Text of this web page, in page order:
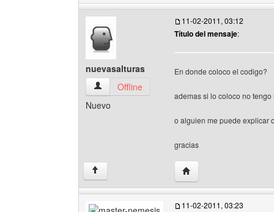
nuevasalturas
nuevasalturas Ver perfil del usuario
Offline
Nuevo
11-02-2011, 03:12
Título del mensaje:
En donde coloco el codigo?
ademas si lo coloco no
o alguien me puede explicar
gracias
↑ Visitar sitio web del
11-02-2011, 03:23